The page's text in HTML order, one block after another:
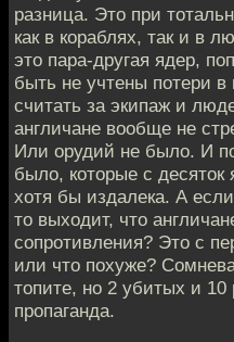
разница. Это при
как в кораблях, так и в
это пара-другая ядер,
быть не учтены потери в
считать за экипаж и
англичане вообще не
Или орудий не было. И
было, которые с
хотя бы издалека. А
то выходит, что
сопротивления? Это с
или что похуже?
топите, но 2 убитых и 10
пропаганда.